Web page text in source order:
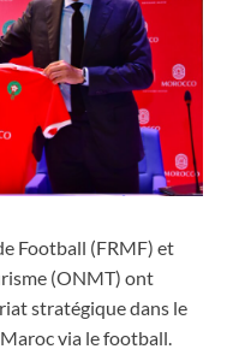
Football (FRMF) et
(ONMT) ont
stratégique dans le
via le football.